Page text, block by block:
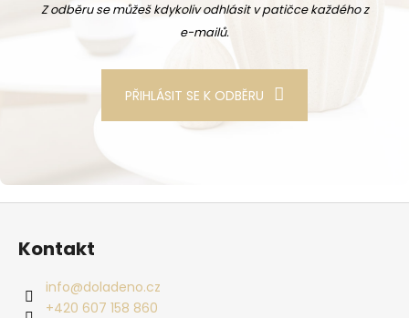
Z odběru se můžeš kdykoliv odhlásit v patičce každého z
e-mailů.
PŘIHLÁSIT SE K ODBĚRU
Zápatí
Kontakt
info@doladeno.cz
+420 607 158 860